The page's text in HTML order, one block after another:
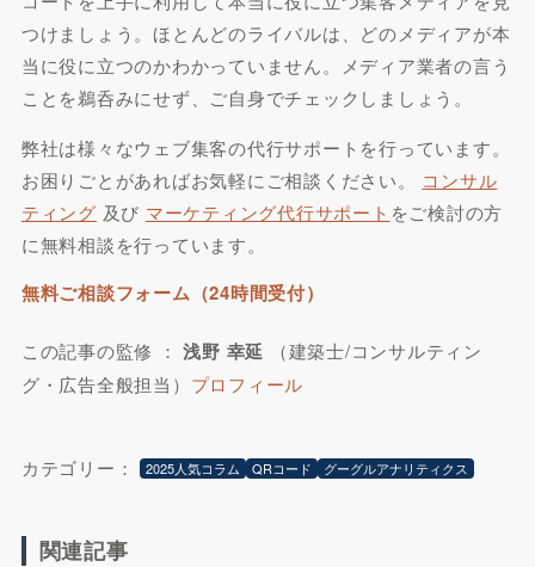
つけましょう。ほとんどのライバルは、どのメディアが本
当に役に立つのかわかっていません。メディア業者の言う
ことを鵜呑みにせず、ご自身でチェックしましょう。
弊社は様々なウェブ集客の代行サポートを行っています。
お困りごとがあればお気軽にご相談ください。
コンサル
ティング 及び マーケティング代行サポート をご検討の方
に無料相談を行っています。
無料ご相談フォーム（24時間受付）
この記事の監修 ：浅野 幸延 （建築士/コンサルティン
グ・広告全般担当） プロフィール
カテゴリー： 2025人気コラム QRコード グーグルアナリティクス
関連記事